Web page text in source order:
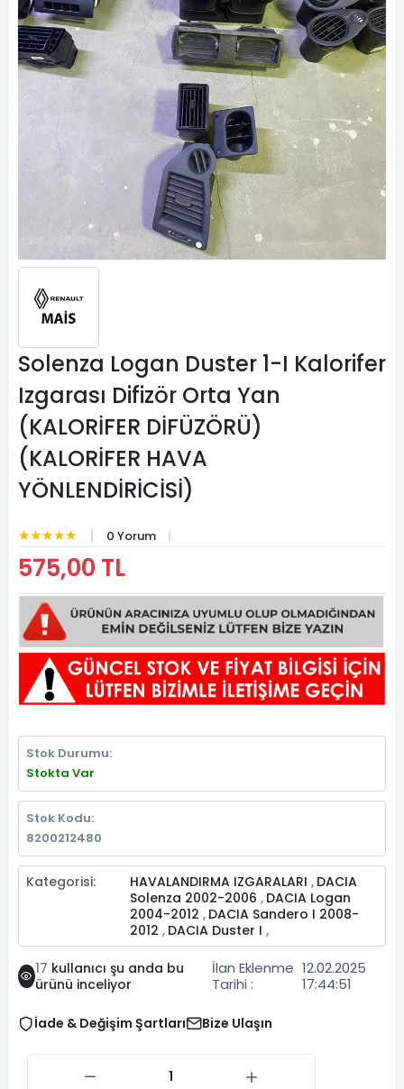
Solenza Logan Duster 1-I Kalorifer
Izgarası Difizör Orta Yan
(KALORİFER DİFÜZÖRÜ)
(KALORİFER HAVA
YÖNLENDİRİCİSİ)
★★★★★ 0 Yorum
575,00 TL
Stok Durumu:
Stokta Var
Stok Kodu:
8200212480
Kategorisi: HAVALANDIRMA IZGARALARI , DACIA
Solenza 2002-2006 , DACIA Logan
2004-2012 , DACIA Sandero I 2008-
2012 , DACIA Duster I ,
17 kullanıcı şu anda bu
ürünü inceliyor
İlan Eklenme
Tarihi :
12.02.2025
17:44:51
İade & Değişim Şartları Bize Ulaşın